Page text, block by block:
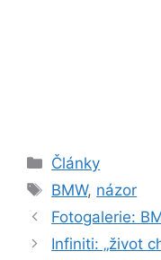
Rubriky
Články
Štítky
BMW, názor
Fotogalerie:
Infiniti: „život